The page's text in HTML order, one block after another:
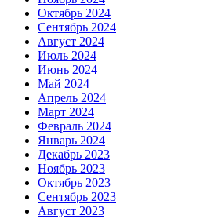
Октябрь 2024
Сентябрь 2024
Август 2024
Июль 2024
Июнь 2024
Май 2024
Апрель 2024
Март 2024
Февраль 2024
Январь 2024
Декабрь 2023
Ноябрь 2023
Октябрь 2023
Сентябрь 2023
Август 2023